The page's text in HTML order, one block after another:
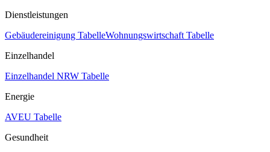
Dienstleistungen
Gebäudereinigung TabelleWohnungswirtschaft Tabelle
Einzelhandel
Einzelhandel NRW Tabelle
Energie
AVEU Tabelle
Gesundheit